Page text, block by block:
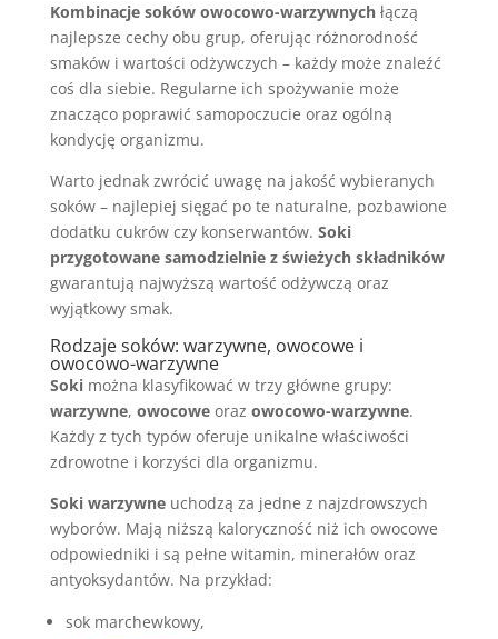
Kombinacje soków owocowo-warzywnychłączą
najlepsze cechy obu grup, oferując różnorodność
smaków i wartości odżywczych – każdy może znaleźć
coś dla siebie. Regularne ich spożywanie może
znacząco poprawić samopoczucie oraz ogólną
kondycję organizmu.
Warto jednak zwrócić uwagę na jakość wybieranych
soków – najlepiej sięgać po te naturalne, pozbawione
dodatku cukrów czy konserwantów. Soki
przygotowane samodzielnie z świeżych składników
gwarantują najwyższą wartość odżywczą oraz
wyjątkowy smak.
Rodzaje soków: warzywne, owocowe i
owocowo-warzywne
Sokimożna klasyfikować w trzy główne grupy:
warzywne, owocoweoraz owocowo-warzywne.
Każdy z tych typów oferuje unikalne właściwości
zdrowotne i korzyści dla organizmu.
Soki warzywneuchodzą za jedne z najzdrowszych
wyborów. Mają niższą kaloryczność niż ich owocowe
odpowiedniki i są pełne witamin, minerałów oraz
antyoksydantów. Na przykład:
sok marchewkowy,